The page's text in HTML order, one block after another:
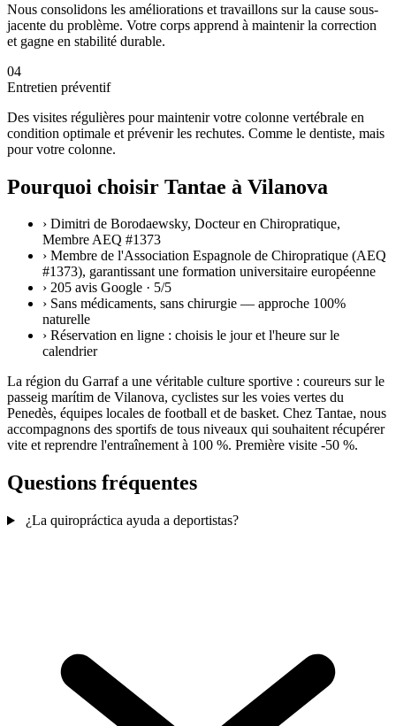
Nous consolidons les améliorations et travaillons sur la cause sous-
jacente du problème. Votre corps apprend à maintenir la correction
et gagne en stabilité durable.
04
Entretien préventif
Des visites régulières pour maintenir votre colonne vertébrale en
condition optimale et prévenir les rechutes. Comme le dentiste, mais
pour votre colonne.
Pourquoi choisir Tantae à Vilanova
› Dimitri de Borodaewsky, Docteur en Chiropratique,
Membre AEQ #1373
› Membre de l'Association Espagnole de Chiropratique (AEQ
#1373), garantissant une formation universitaire européenne
› 205 avis Google · 5/5
› Sans médicaments, sans chirurgie — approche 100%
naturelle
› Réservation en ligne : choisis le jour et l'heure sur le
calendrier
La région du Garraf a une véritable culture sportive : coureurs sur le
passeig marítim de Vilanova, cyclistes sur les voies vertes du
Penedès, équipes locales de football et de basket. Chez Tantae, nous
accompagnons des sportifs de tous niveaux qui souhaitent récupérer
vite et reprendre l'entraînement à 100 %. Première visite -50 %.
Questions fréquentes
¿La quiropráctica ayuda a deportistas?